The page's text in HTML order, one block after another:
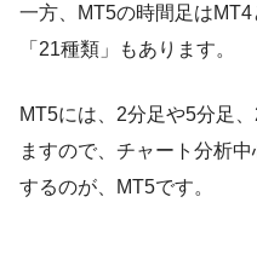
一方、MT5の時間足は
「21種類」もあります。
MT5には、2分足や5分足
ますので、チャート分析
するのが、MT5です。